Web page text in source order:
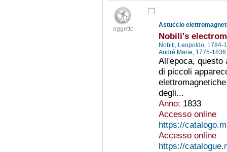
oggetto
Astuccio
Nobili's
Nobili, Leopoldo, 1784-
André Marie, 1775-1836
All'epoca, questo
di piccoli
degli...
Anno: 1833
Accesso online
https://
Accesso online
https://